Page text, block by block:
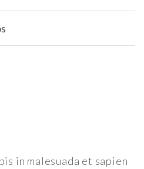
in malesuada et sapien